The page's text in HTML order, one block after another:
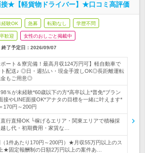
接★【軽貨物ドライバー】★口コミ高評価
経験OK 急募 転勤なし 学歴不問
歓迎 女性のおしごと掲載中
終了予定日： 2026/09/07
ポート＆寮完備！最高月収124万円可】軽自動車で
配送♪ ◎日・週払い・現金手渡しOK◎長距離運転
もご用意◎
98％が未経験*60歳以下の方*高卒以上*普免*ブラン
接やLINE面接OK*アナタの目標を一緒に叶えます*
170円～200円
行直帰OK └稼げるエリア・関東エリアで積極採
し代・初期費用・家賃な…
1件あたり170円～200円）★月収55万円以上のス
★固定報酬制の日額2万円以上の案件あ…